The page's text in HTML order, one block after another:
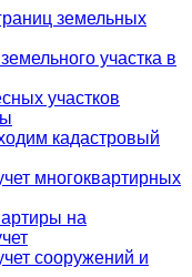
земельных
участка в
участков
кадастровый
многоквартирных
на
сооружений и